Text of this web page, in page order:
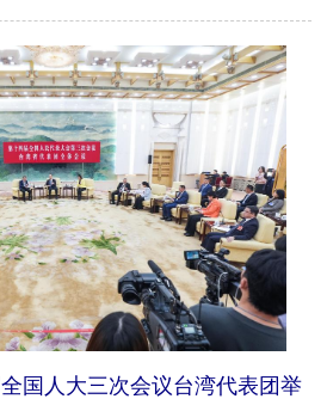
国人大三次会议台湾代表团举